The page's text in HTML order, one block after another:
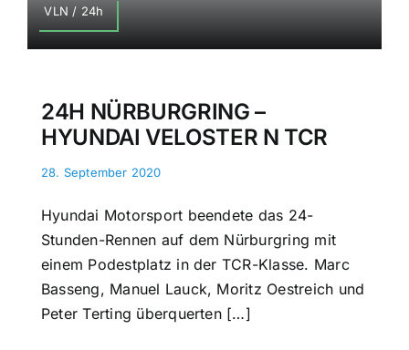
VLN / 24h
24H NÜRBURGRING –
HYUNDAI VELOSTER N TCR
28. September 2020
Hyundai Motorsport beendete das 24-
Stunden-Rennen auf dem Nürburgring mit
einem Podestplatz in der TCR-Klasse. Marc
Basseng, Manuel Lauck, Moritz Oestreich und
Peter Terting überquerten […]